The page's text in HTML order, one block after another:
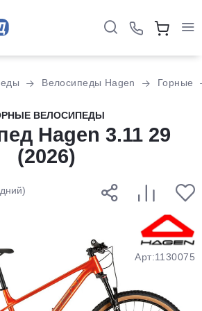
Велосипеды Hagen Горные
ВЕЛОСИПЕДЫ
Hagen 3.11 29
(2026)
Арт:1130075
части